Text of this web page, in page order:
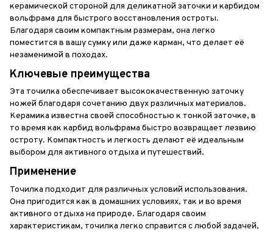
керамической стороной для деликатной заточки и карбидом
вольфрама для быстрого восстановления остроты.
Благодаря своим компактным размерам, она легко
поместится в вашу сумку или даже карман, что делает её
незаменимой в походах.
Ключевые преимущества
Эта точилка обеспечивает высококачественную заточку
ножей благодаря сочетанию двух различных материалов.
Керамика известна своей способностью к тонкой заточке, в
то время как карбид вольфрама быстро возвращает лезвию
остроту. Компактность и легкость делают её идеальным
выбором для активного отдыха и путешествий.
Применение
Точилка подходит для различных условий использования.
Она пригодится как в домашних условиях, так и во время
активного отдыха на природе. Благодаря своим
характеристикам, точилка легко справится с любой задачей,